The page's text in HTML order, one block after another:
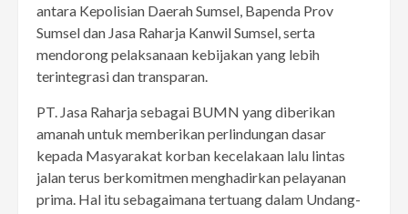
antara Kepolisian Daerah Sumsel, Bapenda Prov
Sumsel dan Jasa Raharja Kanwil Sumsel, serta
mendorong pelaksanaan kebijakan yang lebih
terintegrasi dan transparan.
PT. Jasa Raharja sebagai BUMN yang diberikan
amanah untuk memberikan perlindungan dasar
kepada Masyarakat korban kecelakaan lalu lintas
jalan terus berkomitmen menghadirkan pelayanan
prima. Hal itu sebagaimana tertuang dalam Undang-